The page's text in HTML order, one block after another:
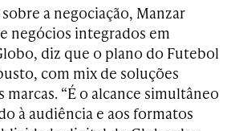
a negociação, Manzar
negócios integrados em
diz que o plano do Futebol
com mix de soluções
marcas. “É o alcance simultâneo
à audiência e aos formatos